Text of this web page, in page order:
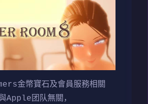
金幣寶石及會員服務相關
Apple团队無關，